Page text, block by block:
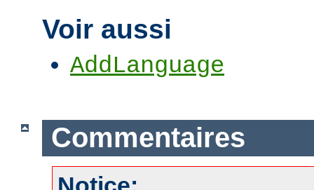
Voir aussi
AddLanguage
Commentaires